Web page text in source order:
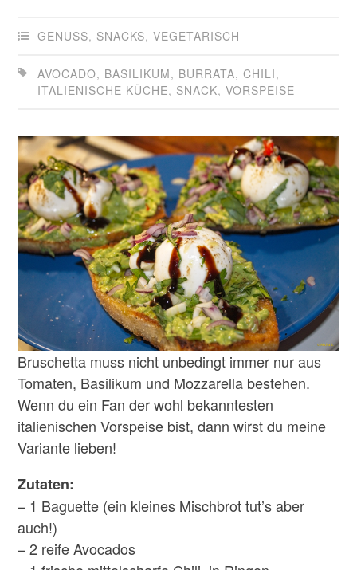
GENUSS, SNACKS,VEGETARISCH
AVOCADO, BASILIKUM, BURRATA,CHILI,
ITALIENISCHE KÜCHE, SNACK,VORSPEISE
Bruschetta muss nicht unbedingt immer nur aus
Tomaten, Basilikum und Mozzarella bestehen.
Wenn du ein Fan der wohl bekanntesten
italienischen Vorspeise bist, dann wirst du meine
Variante lieben!
Zutaten:
– 1 Baguette (ein kleines Mischbrot tut’s aber
auch!)
– 2 reife Avocados